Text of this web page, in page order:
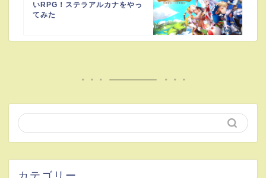
いRPG！ステラアルカナをやっ
てみた
カテゴリー